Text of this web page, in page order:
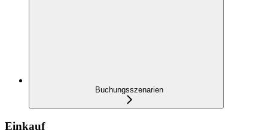
Buchungsszenarien
Einkauf